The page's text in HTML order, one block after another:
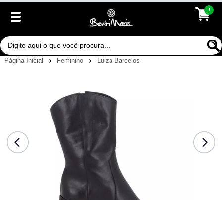
1
Página Inicial Feminino Luiza Barcelos